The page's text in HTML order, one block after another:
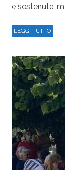
e sostenute,
LEGGI TUTTO